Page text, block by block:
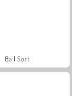
Ball Sort